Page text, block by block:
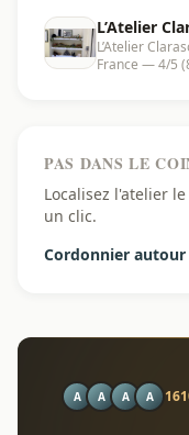
L’Atelier
L’Atelier
France — 4/5
PAS DANS LE
Localisez l'atelier
un clic.
Cordonnier
A A A A